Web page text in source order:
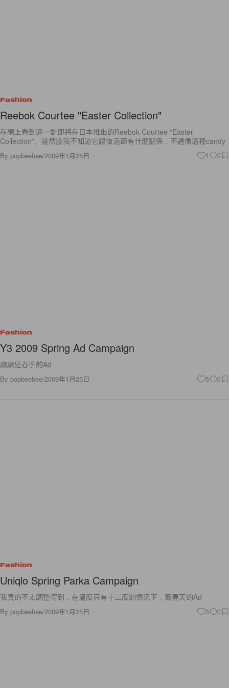
Fashion
Reebok Courtee "Easter Collection"
在網上看到這一對即將在日本推出的Reebok Courtee “Easter
Collection”。雖然說我不知道它跟復活節有什麼關係，不過像這種candy
By popbeebee/2009年1月25日 1 0
Fashion
Y3 2009 Spring Ad Campaign
繼續是春季的Ad
By popbeebee/2009年1月25日 5 0
Fashion
Uniqlo Spring Parka Campaign
我真的不太調整得到，在溫度只有十三度的情況下，寫春天的Ad
By popbeebee/2009年1月25日 3 0